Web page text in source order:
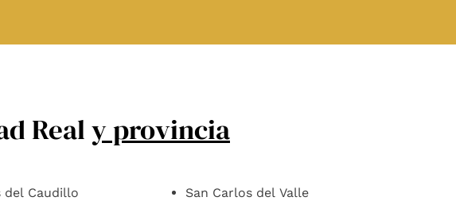
Realy provincia
del Caudillo
San Carlos del Valle